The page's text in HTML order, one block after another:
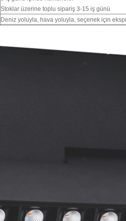
Stoklar üzerine toplu sipariş 3-15 iş günü
Deniz yoluyla, hava yoluyla, seçenek için